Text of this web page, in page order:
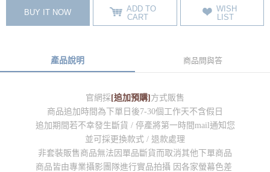
BUY IT NOW
ADD TO
CART
WISH
LIST
產品說明 商品問與答
官網採[追加預購]方式販售
商品追加時間為下單日後7-30個工作天不含假日
追加期間若不幸發生斷貨 / 停產將第一時間mail通知您
並可採更換款式 / 退款處理
非套裝販售商品無法因單品斷貨而取消其他下單商品
商品皆由專業攝影團隊進行實品拍攝 因各家螢幕色差